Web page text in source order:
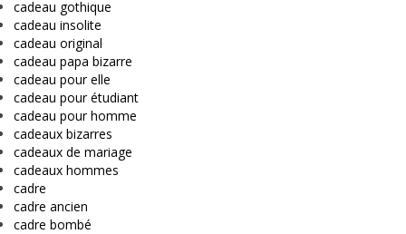
cadeau gothique
cadeau insolite
cadeau original
cadeau papa bizarre
cadeau pour elle
cadeau pour étudiant
cadeau pour homme
cadeaux bizarres
cadeaux de mariage
cadeaux hommes
cadre
cadre ancien
cadre bombé